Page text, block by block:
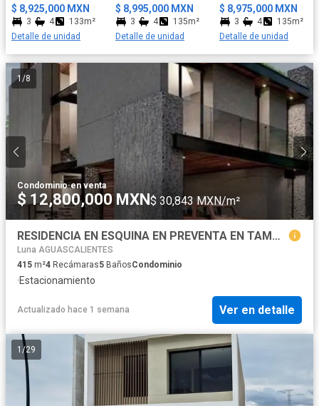
$ 8,925,000 MXN
3 4
133m²
Detalle de unidad
$ 8,995,000 MXN
3 4
135m²
Detalle de unidad
$ 8,975,000 MXN
3 4
135m²
Detalle de unidad
1/8
Condominio·en venta
$ 12,800,000 MXN $ 30,843 MXN/m²
RESIDENCIA EN ESQUINA EN PREVENTA EN TAMARINDOS, AGUASCALIENTES
Luna AGUASCALIENTES
415 m²4 Recámaras5 BañosCondominio
·Estacionamiento
Actualizado hace 1 semana Ver en detalle
1 /29